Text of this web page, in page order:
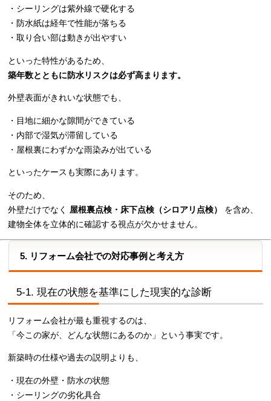
・シーリングは紫外線で硬化する
・防水紙は経年で性能が落ちる
・取り合い部は動きが出やすい
といった特性があるため、
築年数とともに防水リスクは必ず高まります。
外壁表面がきれいな状態でも、
・目地に細かな隙間ができている
・内部で湿気が滞留している
・屋根裏にわずかな雨染みが出ている
といったケースも実際にあります。
そのため、
外壁だけでなく 屋根裏点検・床下点検（シロアリ点検）
を含め、
建物全体を立体的に確認する視点が欠かせません。
5. リフォーム会社での対応事例と考え方
5-1. 現在の状態を基準にした現実的な診断
リフォーム会社が最も重視するのは、
「今この家が、どんな状態にあるのか」という事実です。
新築時の仕様や過去の説明よりも、
・現在の外壁・防水の状態
・シーリングの劣化具合